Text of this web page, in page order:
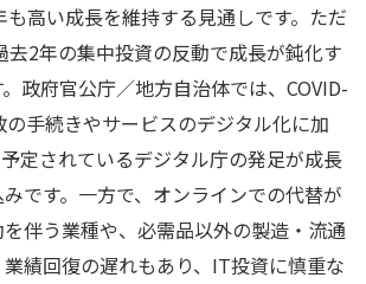
も高い成長を維持する見通しです。ただ
去2年の集中投資の反動で成長が鈍化す
政府官公庁／地方自治体では、COVID-
手続きやサービスのデジタル化に加
定されているデジタル庁の発足が成長
です。一方で、オンラインでの代替が
伴う業種や、必需品以外の製造・流通
績回復の遅れもあり、IT投資に慎重な